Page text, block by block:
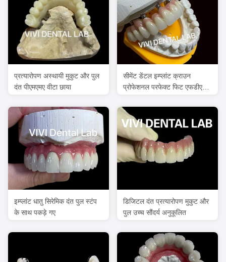
प्रत्यारोपण अस्थायी मुकुट और पुल
दंत पीएमएमए वीटा छाया
सीमेंट डेंटल इम्प्लांट क्राउन
प्रोफेशनल परफेक्ट फिट एफडीए
इम्प्लांट धातु सिरेमिक दंत पुल स्टंप
के साथ पकड़े गए
डिजिटल दंत प्रत्यारोपण मुकुट और
पुल उच्च सौंदर्य अनुकूलित